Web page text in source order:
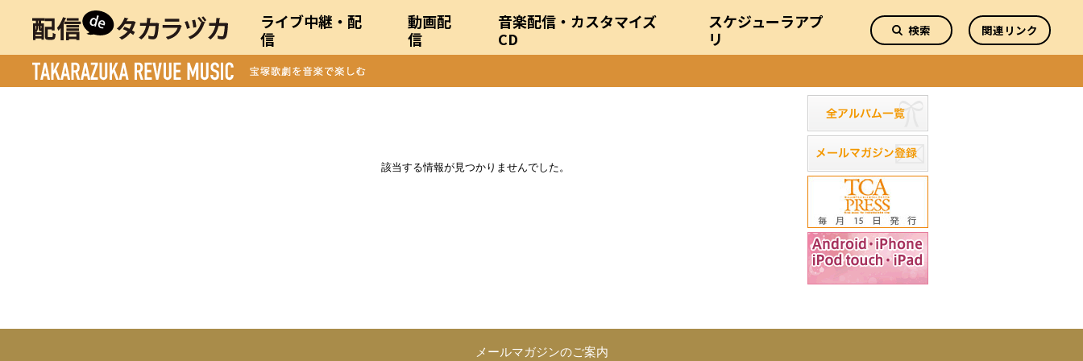
ライブ中継・配
信
動画配
信
音楽配信・カスタマイズ
CD
スケジューラアプ
リ
検索 関連リンク
該当する情報が見つかりませんでした。
メールマガジンのご案内